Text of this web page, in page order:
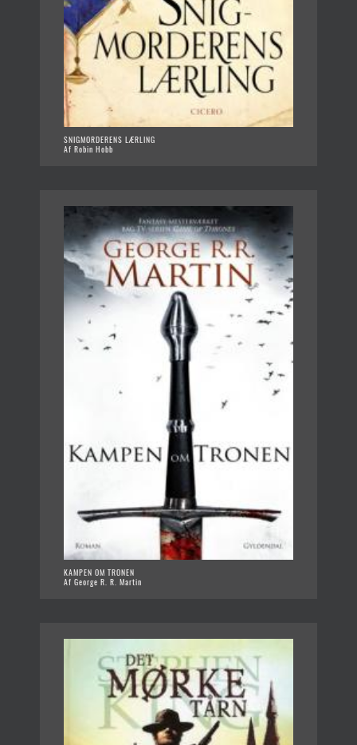
SNIGMORDERENS LÆRLING
Af Robin Hobb
KAMPEN OM TRONEN
Af George R. R. Martin